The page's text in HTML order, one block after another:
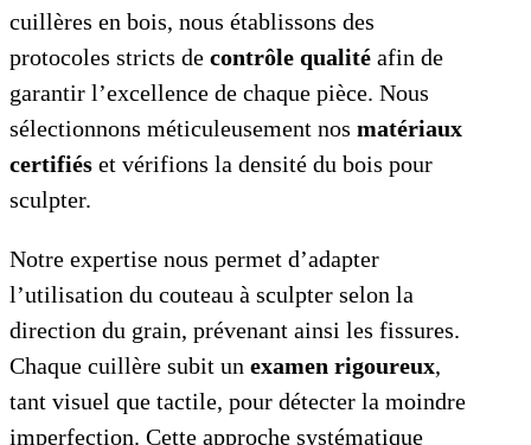
cuillères en bois, nous établissons des
protocoles stricts de contrôle qualité afin de
garantir l’excellence de chaque pièce. Nous
sélectionnons méticuleusement nos matériaux
certifiés et vérifions la densité du bois pour
sculpter.
Notre expertise nous permet d’adapter
l’utilisation du couteau à sculpter selon la
direction du grain, prévenant ainsi les fissures.
Chaque cuillère subit un examen rigoureux,
tant visuel que tactile, pour détecter la moindre
imperfection. Cette approche systématique